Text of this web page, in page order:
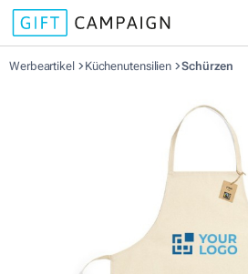
Werbeartikel Küchenutensilien Schürzen